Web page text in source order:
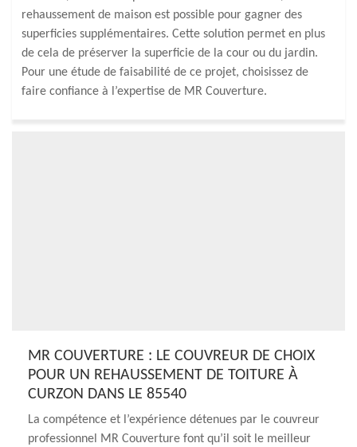
rehaussement de maison est possible pour gagner des
superficies supplémentaires. Cette solution permet en plus
de cela de préserver la superficie de la cour ou du jardin.
Pour une étude de faisabilité de ce projet, choisissez de
faire confiance à l’expertise de MR Couverture.
MR COUVERTURE : LE COUVREUR DE CHOIX
POUR UN REHAUSSEMENT DE TOITURE À
CURZON DANS LE 85540
La compétence et l’expérience détenues par le couvreur
professionnel MR Couverture font qu’il soit le meilleur